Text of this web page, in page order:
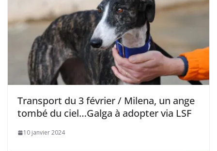
Transport du 3 février / Milena, un ange
tombé du ciel…Galga à adopter via LSF
10 janvier 2024